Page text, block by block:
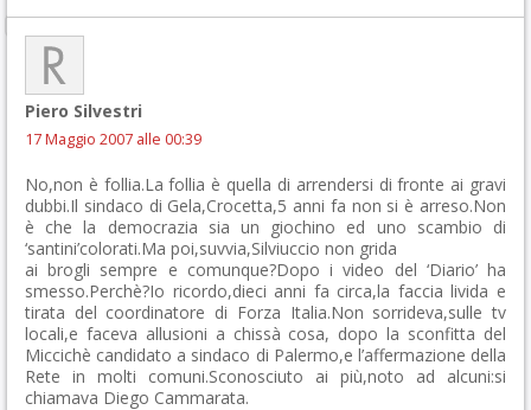
Piero Silvestri
17 Maggio 2007 alle 00:39
No,non è follia.La follia è quella di arrendersi di fronte ai gravi
dubbi.Il sindaco di Gela,Crocetta,5 anni fa non si è arreso.Non
è che la democrazia sia un giochino ed uno scambio di
‘santini’colorati.Ma poi,suvvia,Silviuccio non grida
ai brogli sempre e comunque?Dopo i video del ‘Diario’ ha
smesso.Perchè?Io ricordo,dieci anni fa circa,la faccia livida e
tirata del coordinatore di Forza Italia.Non sorrideva,sulle tv
locali,e faceva allusioni a chissà cosa, dopo la sconfitta del
Miccichè candidato a sindaco di Palermo,e l’affermazione della
Rete in molti comuni.Sconosciuto ai più,noto ad alcuni:si
chiamava Diego Cammarata.